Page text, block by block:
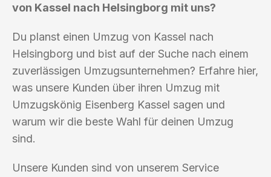
von Kassel nach Helsingborg mit uns?
Du planst einen Umzug von Kassel nach
Helsingborg und bist auf der Suche nach einem
zuverlässigen Umzugsunternehmen? Erfahre hier,
was unsere Kunden über ihren Umzug mit
Umzugskönig Eisenberg Kassel sagen und
warum wir die beste Wahl für deinen Umzug
sind.
Unsere Kunden sind von unserem Service